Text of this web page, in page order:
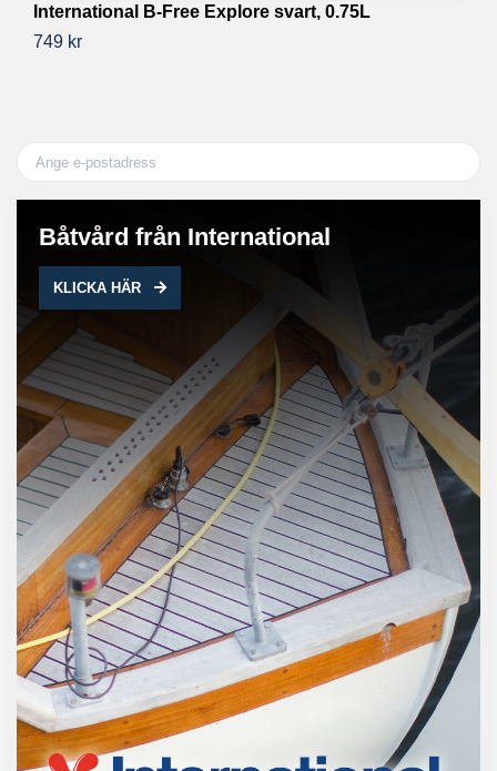
Båtvård från International
KLICKA HÄR
International B-Free Explore svart, 0.75L
749 kr